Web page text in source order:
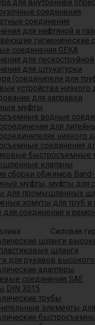
для внутренней
соединения
соединения
для нефтяной и
гигиенические
соединения GEKA
для
для штукатурки
(соединители для
устройства низкого
для заправки
муфты
водные
для
низкого
соединения
быстросъемные
клапаны
сборки обжимов
муфты, муфты для
для промышленных
хомуты для труб и
соединения и
Силовая
шланги
шланги
для рукавов
адаптеры
соединения SAE
DIN 3015
трубы
элементы